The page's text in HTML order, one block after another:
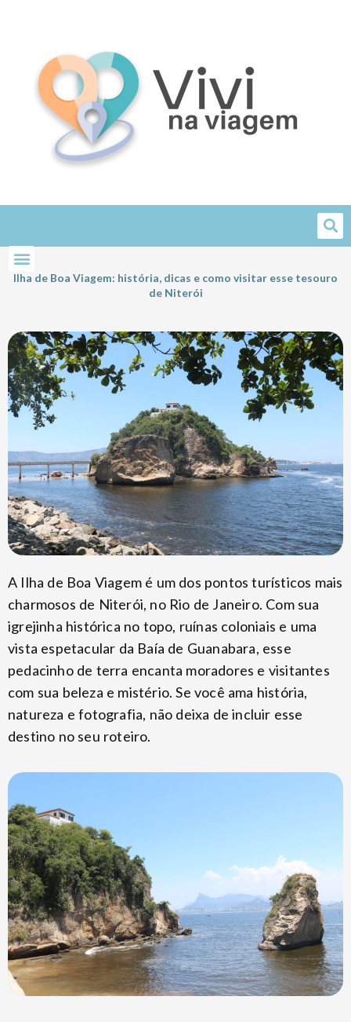
Ilha de Boa Viagem: história, dicas e como visitar esse tesouro
de Niterói
A Ilha de Boa Viagem é um dos pontos turísticos mais
charmosos de Niterói, no Rio de Janeiro. Com sua
igrejinha histórica no topo, ruínas coloniais e uma
vista espetacular da Baía de Guanabara, esse
pedacinho de terra encanta moradores e visitantes
com sua beleza e mistério. Se você ama história,
natureza e fotografia, não deixa de incluir esse
destino no seu roteiro.